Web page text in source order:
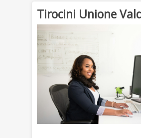
Tirocini Unione